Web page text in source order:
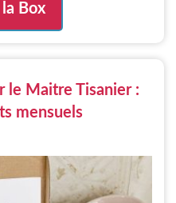
Box
le Maitre Tisanier :
mensuels